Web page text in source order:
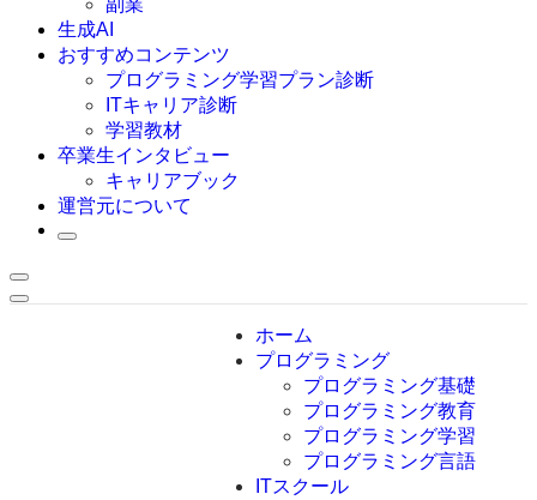
Swift
Ruby
その他言語
副業
生成AI
おすすめコンテンツ
プログラミング学習プラン診断
ITキャリア診断
学習教材
卒業生インタビュー
キャリアブック
運営元について
ホーム
プログラミング
プログラミング基礎
プログラミング教育
プログラミング学習
プログラミング言語
ITスクール